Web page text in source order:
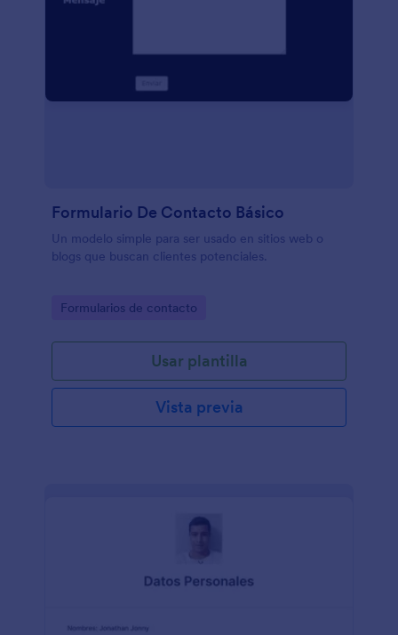
Formulario De Contacto Básico
Un modelo simple para ser usado en sitios web o
blogs que buscan clientes potenciales.
Go to Category:
Formularios de contacto
Usar plantilla
Vista previa